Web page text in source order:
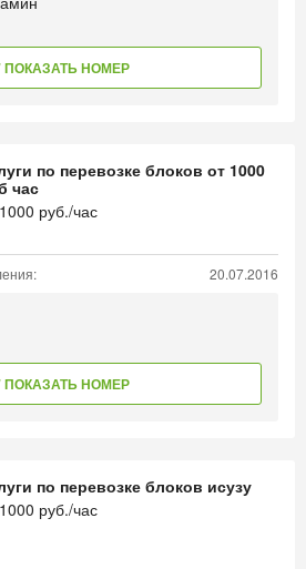
ПОКАЗАТЬ НОМЕР
по перевозке блоков от 1000
час
1000 руб./час
20.07.2016
ПОКАЗАТЬ НОМЕР
по перевозке блоков исузу
1000 руб./час